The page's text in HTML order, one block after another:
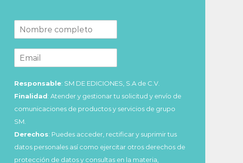
Responsable: SM DE EDICIONES, S.A de C.V.
Finalidad: Atender y gestionar tu solicitud y envío de
comunicaciones de productos y servicios de grupo
SM.
Derechos: Puedes acceder, rectificar y suprimir tus
datos personales así como ejercitar otros derechos de
protección de datos y consultas en la materia,